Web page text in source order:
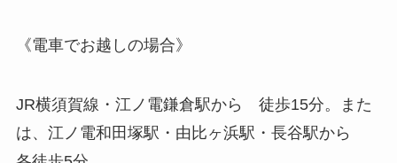
《電車でお越しの場合》
JR横須賀線・江ノ電鎌倉駅から 徒歩15分。また
は、江ノ電和田塚駅・由比ヶ浜駅・長谷駅から